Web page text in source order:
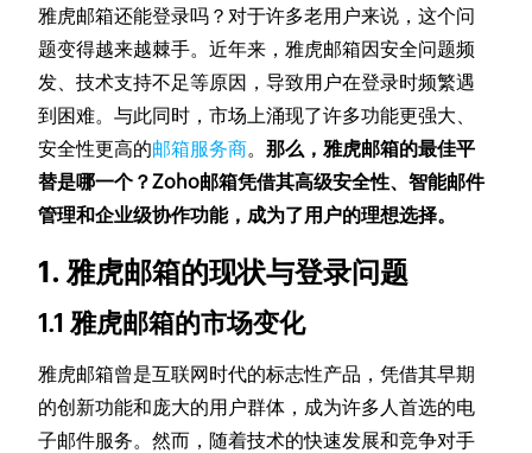
雅虎邮箱还能登录吗？对于许多老用户来说，这个问
题变得越来越棘手。近年来，雅虎邮箱因安全问题频
发、技术支持不足等原因，导致用户在登录时频繁遇
到困难。与此同时，市场上涌现了许多功能更强大、
安全性更高的邮箱服务商。那么，雅虎邮箱的最佳平
替是哪一个？Zoho邮箱凭借其高级安全性、智能邮件
管理和企业级协作功能，成为了用户的理想选择。
1. 雅虎邮箱的现状与登录问题
1.1 雅虎邮箱的市场变化
雅虎邮箱曾是互联网时代的标志性产品，凭借其早期
的创新功能和庞大的用户群体，成为许多人首选的电
子邮件服务。然而，随着技术的快速发展和竞争对手